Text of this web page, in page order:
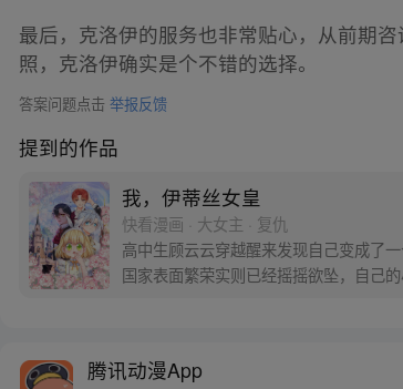
最后，克洛伊的服务也非常贴心，从前期
照，克洛伊确实是个不错的选择。
答案问题点击举报反馈
提到的作品
我，伊蒂丝女皇
快看漫画 · 大女主 · 复仇
高中生顾云云穿越醒来发现自己变成了
国家表面繁荣实则已经摇摇欲坠，自己
腾讯动漫App